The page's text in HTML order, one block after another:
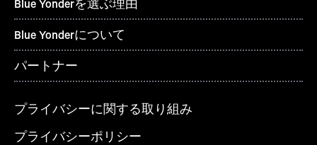
Blue Yonderを選ぶ理由
Blue Yonderについて
パートナー
プライバシーに関する取り組み
プライバシーポリシー